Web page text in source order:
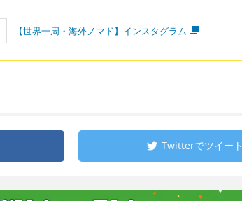
【世界一周・海外ノマド】インスタグラム
Twitterでツイート